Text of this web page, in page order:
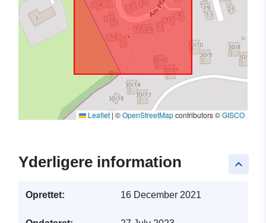
Leaflet | ©OpenStreetMapcontributors ©GISCO
keyboard_arrow_up
Yderligere information
Oprettet: 16 December 2021